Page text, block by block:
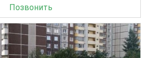
Позвонить